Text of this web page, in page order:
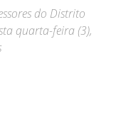
do Distrito
quarta-feira (3),